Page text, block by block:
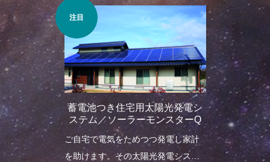
注目
蓄電池つき住宅用太陽光発電シ
ステム／ソーラーモンスターQ
ご自宅で電気をためつつ発電し家計
を助けます。その太陽光発電システ